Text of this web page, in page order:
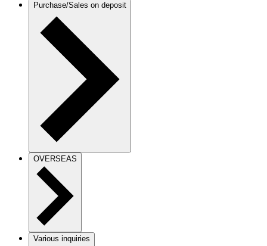
Purchase/Sales on deposit
OVERSEAS
Various inquiries